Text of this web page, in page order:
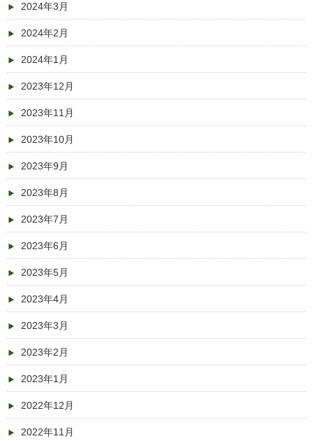
2024年3月
2024年2月
2024年1月
2023年12月
2023年11月
2023年10月
2023年9月
2023年8月
2023年7月
2023年6月
2023年5月
2023年4月
2023年3月
2023年2月
2023年1月
2022年12月
2022年11月